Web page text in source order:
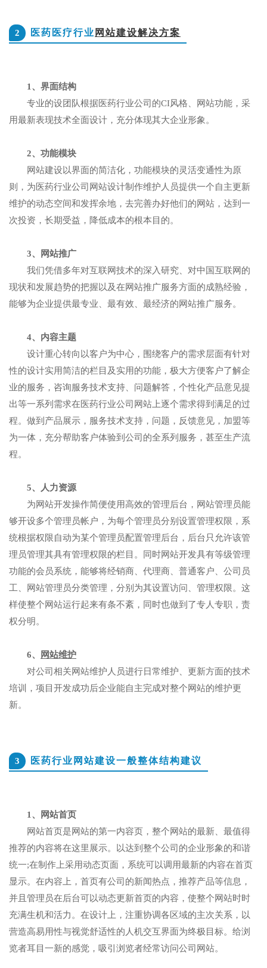
2 医药医疗行业 网站建设解决方案
1、界面结构
专业的设团队根据医药行业公司的CI风格、网站功能，采
用最新表现技术全面设计，充分体现其大企业形象。
2、功能模块
网站建设以界面的简洁化，功能模块的灵活变通性为原
则，为医药行业公司网站设计制作维护人员提供一个自主更新
维护的动态空间和发挥余地，去完善办好他们的网站，达到一
次投资，长期受益，降低成本的根本目的。
3、网站推广
我们凭借多年对互联网技术的深入研究、对中国互联网的
现状和发展趋势的把握以及在网站推广服务方面的成熟经验，
能够为企业提供最专业、最有效、最经济的网站推广服务。
4、内容主题
设计重心转向以客户为中心，围绕客户的需求层面有针对
性的设计实用简洁的栏目及实用的功能，极大方便客户了解企
业的服务，咨询服务技术支持、问题解答，个性化产品意见提
出等一系列需求在医药行业公司网站上逐个需求得到满足的过
程。做到产品展示，服务技术支持，问题，反馈意见，加盟等
为一体，充分帮助客户体验到公司的全系列服务，甚至生产流
程。
5、人力资源
为网站开发操作简便使用高效的管理后台，网站管理员能
够开设多个管理员帐户，为每个管理员分别设置管理权限，系
统根据权限自动为某个管理员配置管理后台，后台只允许该管
理员管理其具有管理权限的栏目。同时网站开发具有等级管理
功能的会员系统，能够将经销商、代理商、普通客户、公司员
工、网站管理员分类管理，分别为其设置访问、管理权限。这
样使整个网站运行起来有条不紊，同时也做到了专人专职，责
权分明。
6、
网站维护
对公司相关网站维护人员进行日常维护、更新方面的技术
培训，项目开发成功后企业能自主完成对整个网站的维护更
新。
3 医药行业网站建设一般整体结构建议
1、网站首页
网站首页是网站的第一内容页，整个网站的最新、最值得
推荐的内容将在这里展示。以达到整个公司的企业形象的和谐
统一;在制作上采用动态页面，系统可以调用最新的内容在首页
显示。在内容上，首页有公司的新闻热点，推荐产品等信息，
并且管理员在后台可以动态更新首页的内容，使整个网站时时
充满生机和活力。在设计上，注重协调各区域的主次关系，以
营造高易用性与视觉舒适性的人机交互界面为终极目标。给浏
览者耳目一新的感觉，吸引浏览者经常访问公司网站。